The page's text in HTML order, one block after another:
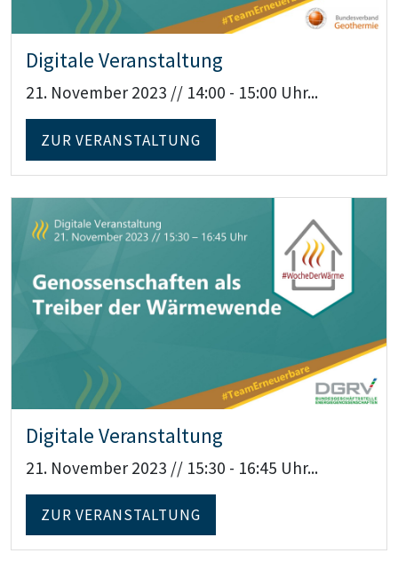
Digitale Veranstaltung
21. November 2023 // 14:00 - 15:00 Uhr...
ZUR VERANSTALTUNG
Teaser: Digitale Veranstaltung
Digitale Veranstaltung
21. November 2023 // 15:30 - 16:45 Uhr...
ZUR VERANSTALTUNG